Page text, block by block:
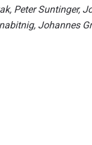
Peter Suntinger,
Johannes